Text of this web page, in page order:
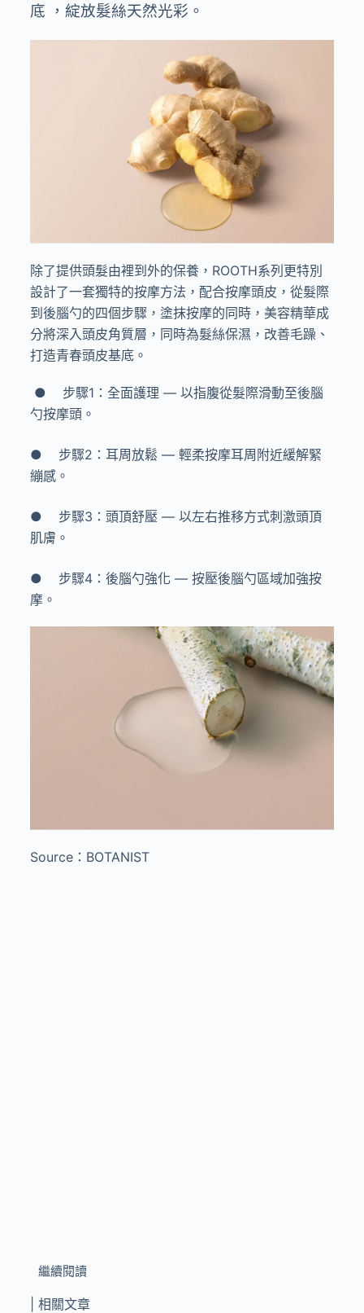
底 ，綻放髮絲天然光彩。
除了提供頭髮由裡到外的保養， ROOTH系列更特別
設計了一套獨特的按摩方法，配合按摩頭皮，從髮際
到後腦勺的四個步驟，塗抹按摩的同時，美容精華成
分將深入頭皮角質層，同時為髮絲保濕，改善毛躁、
打造青春頭皮基底。
● 步驟1 ：全面護理 — 以指腹從髮際滑動至後腦
勺按摩頭。
● 步驟2 ：耳周放鬆— 輕柔按摩耳周附近緩解緊
繃感。
● 步驟3 ：頭頂舒壓 — 以左右推移方式刺激頭頂
肌膚。
● 步驟4：後腦勺強化 — 按壓後腦勺區域加強按
摩。
Source：BOTANIST
繼續閱讀
| 相關文章